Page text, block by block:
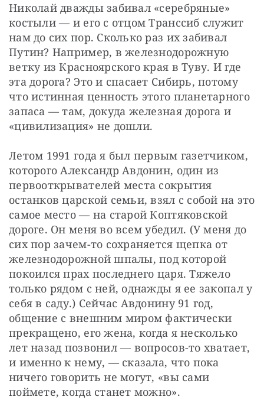
Николай дважды забивал «серебряные»
костыли — и его с отцом Транссиб служит
нам до сих пор. Сколько раз их забивал
Путин? Например, в железнодорожную
ветку из Красноярского края в Туву. И где
эта дорога? Это и спасает Сибирь, потому
что истинная ценность этого планетарного
запаса — там, докуда железная дорога и
«цивилизация» не дошли.
Летом 1991 года я был первым газетчиком,
которого Александр Авдонин, один из
первооткрывателей места сокрытия
останков царской семьи, взял с собой на это
самое место — на старой Коптяковской
дороге. Он меня во всем убедил. (У меня до
сих пор зачем-то сохраняется щепка от
железнодорожной шпалы, под которой
покоился прах последнего царя. Тяжело
только рядом с ней, однажды я ее закопал у
себя в саду.) Сейчас Авдонину 91 год,
общение с внешним миром фактически
прекращено, его жена, когда я несколько
лет назад позвонил — вопросов-то хватает,
и именно к нему, — сказала, что пока
ничего говорить не могут, «вы сами
поймете, когда станет можно».